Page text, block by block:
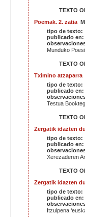
TEXTO
Poemak. 2. zatia
tipo de texto:
publicado en:
Munduko
TEXTO
Tximino atzaparra
tipo de texto:
publicado en:
Testua
TEXTO
Zergatik idazten
tipo de texto:
publicado en:
Xerezaderen
TEXTO
Zergatik idazten
tipo de texto:
publicado en:
Itzulpena